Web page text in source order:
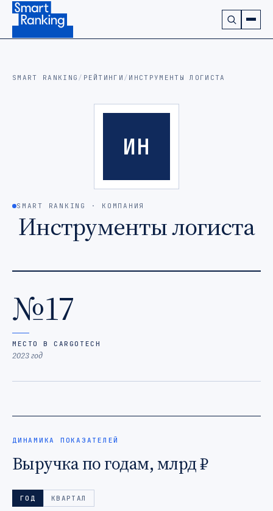
Подписаться на наш канал в Telegram (откроется в
SMART RANKING / РЕЙТИНГИ / ИНСТРУМЕНТЫ ЛОГИСТА
ИН
SMART RANKING · КОМПАНИЯ
Инструменты логиста
№17
МЕСТО В CARGOTECH
2023 год
ДИНАМИКА ПОКАЗАТЕЛЕЙ
Выручка по годам, млрд ₽
ГОД КВАРТАЛ